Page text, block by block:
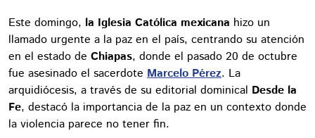
Este domingo, la Iglesia Católica mexicana hizo un
llamado urgente a la paz en el país, centrando su atención
en el estado de Chiapas, donde el pasado 20 de octubre
fue asesinado el sacerdote Marcelo Pérez. La
arquidiócesis, a través de su editorial dominical Desde la
Fe, destacó la importancia de la paz en un contexto donde
la violencia parece no tener fin.